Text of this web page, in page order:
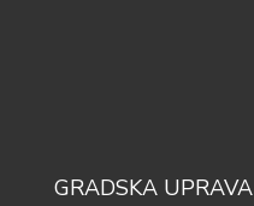
GRADSKA UPRAVA